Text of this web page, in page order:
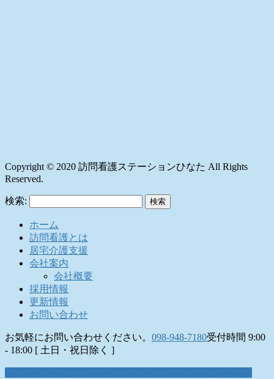
Copyright © 2020 訪問看護ステーションひなた All Rights
Reserved.
検索:
ホーム
訪問看護とは
居宅介護支援
会社案内
会社概要
採用情報
更新情報
お問い合わせ
お気軽にお問い合わせください。 098-948-7180受付時間 9:00
- 18:00 [ 土日・祝日除く ]